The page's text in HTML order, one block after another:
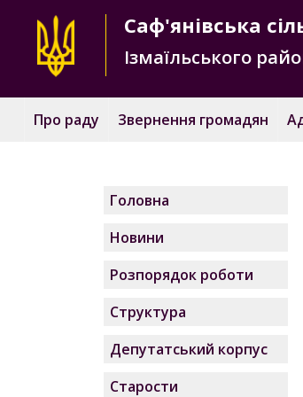
Саф'янівська
Ізмаїльського
Про раду Звернення громадян
Головна
Новини
Розпорядок роботи
Структура
Депутатський корпус
Старости